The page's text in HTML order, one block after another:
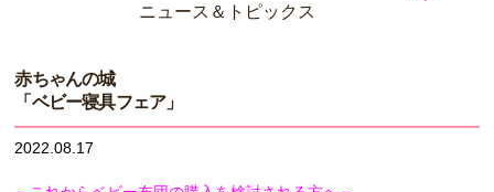
ニュース＆トピックス
赤ちゃんの城
「ベビー寝具フェア」
2022.08.17